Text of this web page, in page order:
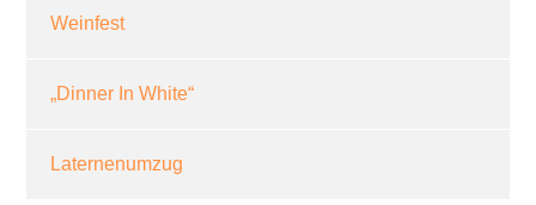
Weinfest
„Dinner In White“
Laternenumzug